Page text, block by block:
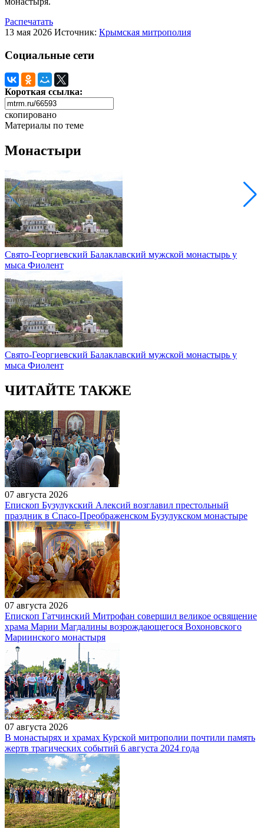
Распечатать
13 мая 2026 Источник: Крымская митрополия
Социальные сети
Короткая ссылка:
скопировано
Материалы по теме
Монастыри
Свято-Георгиевский Балаклавский мужской монастырь у
мыса Фиолент
Свято-Георгиевский Балаклавский мужской монастырь у
мыса Фиолент
ЧИТАЙТЕ ТАКЖЕ
07 августа 2026
Епископ Бузулукский Алексий возглавил престольный
праздник в Спасо-Преображенском Бузулукском монастыре
07 августа 2026
Епископ Гатчинский Митрофан совершил великое освящение
храма Марии Магдалины возрождающегося Вохоновского
Мариинского монастыря
07 августа 2026
В монастырях и храмах Курской митрополии почтили память
жертв трагических событий 6 августа 2024 года